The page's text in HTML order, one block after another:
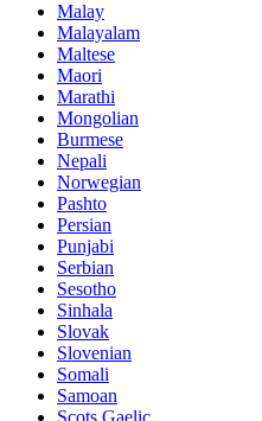
Malay
Malayalam
Maltese
Maori
Marathi
Mongolian
Burmese
Nepali
Norwegian
Pashto
Persian
Punjabi
Serbian
Sesotho
Sinhala
Slovak
Slovenian
Somali
Samoan
Scots Gaelic